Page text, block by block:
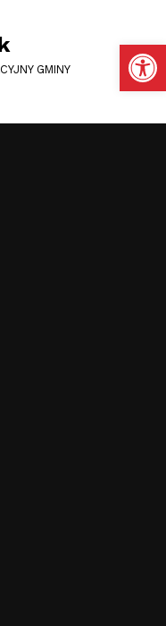
Otwórz pasek narzędzi
GMINY